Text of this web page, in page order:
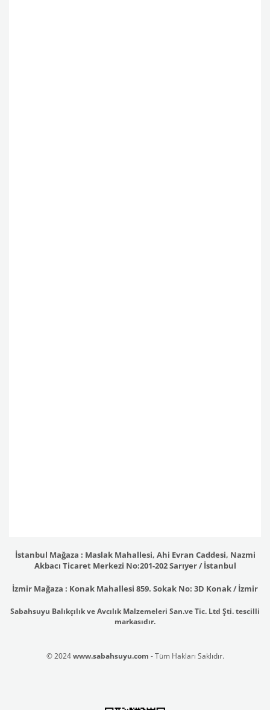
İstanbul Mağaza : Maslak Mahallesi, Ahi Evran Caddesi, Nazmi
Akbacı Ticaret Merkezi No:201-202 Sarıyer / İstanbul
İzmir Mağaza : Konak Mahallesi 859. Sokak No: 3D Konak / İzmir
Sabahsuyu Balıkçılık ve Avcılık Malzemeleri San.ve Tic. Ltd Şti. tescilli
markasıdır.
© 2024www.sabahsuyu.com - Tüm Hakları Saklıdır.